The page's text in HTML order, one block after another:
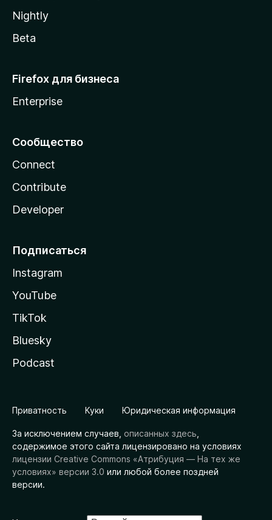
Nightly
Beta
Firefox для бизнеса
Enterprise
Сообщество
Connect
Contribute
Developer
Подписаться
Instagram
YouTube
TikTok
Bluesky
Podcast
Приватность Куки Юридическая информация
За исключением случаев, описанных здесь
содержимое этого сайта лицензировано на условиях
лицензии Creative Commons «Атрибуция — На тех же
условиях» версии 3.0 или любой более поздней
версии.